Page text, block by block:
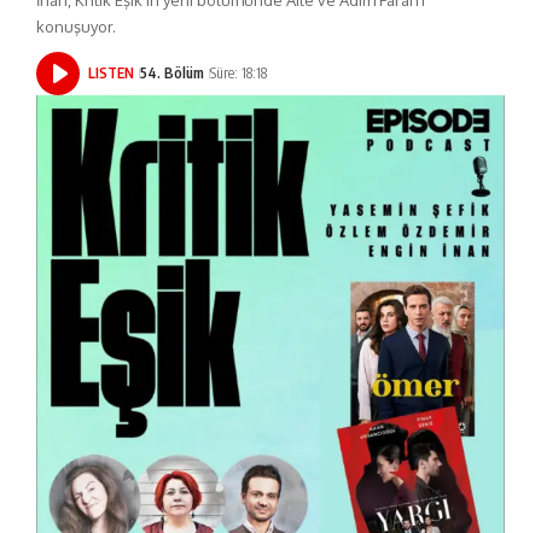
konuşuyor.
LISTEN 54. Bölüm Süre: 18:18